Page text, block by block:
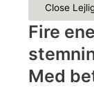
Close
Fire
Med